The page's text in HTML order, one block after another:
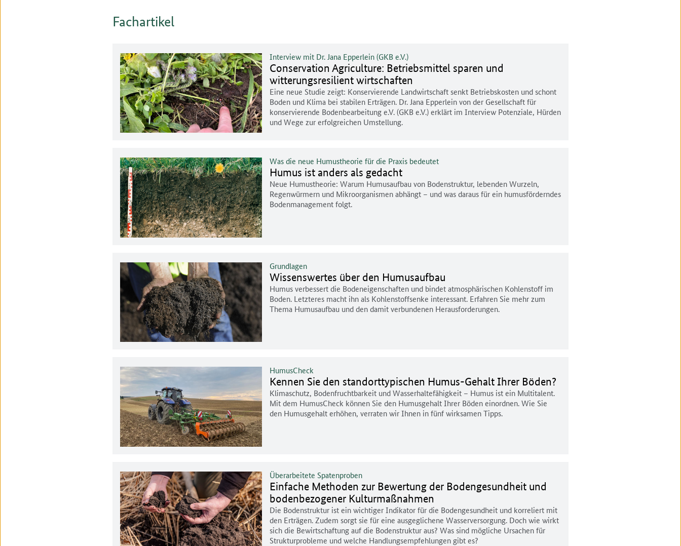
Fachartikel
Conservation Agriculture: Betriebsmittel sparen und
witterungsresilient wirtschaften
Interview mit Dr. Jana Epperlein (GKB e.V.)
Eine neue Studie zeigt: Konservierende Landwirtschaft senkt Betriebskosten und schont
Boden und Klima bei stabilen Erträgen. Dr. Jana Epperlein von der Gesellschaft für
konservierende Bodenbearbeitung e.V. (GKB e.V.) erklärt im Interview Potenziale, Hürden
und Wege zur erfolgreichen Umstellung.
Humus ist anders als gedacht
Was die neue Humustheorie für die Praxis bedeutet
Neue Humustheorie: Warum Humusaufbau von Bodenstruktur, lebenden Wurzeln,
Regenwürmern und Mikroorganismen abhängt – und was daraus für ein humusförderndes
Bodenmanagement folgt.
Wissenswertes über den Humusaufbau
Grundlagen
Humus verbessert die Bodeneigenschaften und bindet atmosphärischen Kohlenstoff im
Boden. Letzteres macht ihn als Kohlenstoffsenke interessant. Erfahren Sie mehr zum
Thema Humusaufbau und den damit verbundenen Herausforderungen.
Kennen Sie den standorttypischen Humus-Gehalt Ihrer Böden?
HumusCheck
Klimaschutz, Bodenfruchtbarkeit und Wasserhaltefähigkeit – Humus ist ein Multitalent.
Mit dem HumusCheck können Sie den Humusgehalt Ihrer Böden einordnen. Wie Sie
den Humusgehalt erhöhen, verraten wir Ihnen in fünf wirksamen Tipps.
Einfache Methoden zur Bewertung der Bodengesundheit und
bodenbezogener Kulturmaßnahmen
Überarbeitete Spatenproben
Die Bodenstruktur ist ein wichtiger Indikator für die Bodengesundheit und korreliert mit
den Erträgen. Zudem sorgt sie für eine ausgeglichene Wasserversorgung. Doch wie wirkt
sich die Bewirtschaftung auf die Bodenstruktur aus? Was sind mögliche Ursachen für
Strukturprobleme und welche Handlungsempfehlungen gibt es?